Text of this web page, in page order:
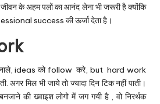
के अहम पलों का आनंद लेना भी जरूरी है क्योंकि
success की ऊर्जा देता है।
ideas को follow करे, but hard work
अगर मिल भी जाये तो ज्यादा दिन टिक नहीं पाती।
की ख्वाइश लोगो में जग गयी है , वो निरर्थक